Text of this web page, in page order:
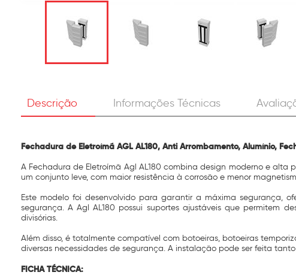
Descrição Informações Técnicas
Fechadura de Eletroímã AGL AL180, Anti Arrombamento, Alumínio,
A Fechadura de Eletroímã Agl AL180 combina design moderno e
um conjunto leve, com maior resistência à corrosão e menor
Este modelo foi desenvolvido para garantir a máxima segurança,
segurança. A Agl AL180 possui suportes ajustáveis que permitem
divisórias.
Além disso, é totalmente compatível com botoeiras, botoeiras
diversas necessidades de segurança. A instalação pode ser feita
FICHA TÉCNICA: